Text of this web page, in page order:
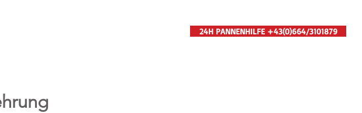
ONLINE BUCHEN GALERIE
24H PANNENHILFE +43(0)664/3101879